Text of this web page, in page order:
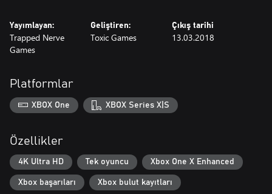
Yayımlayan:
Trapped Nerve
Games
Geliştiren:
Toxic Games
Çıkış tarihi
13.03.2018
Platformlar
XBOX One XBOX Series X|S
Özellikler
4K Ultra HD Tek oyuncu Xbox One X Enhanced
Xbox başarıları Xbox bulut kayıtları